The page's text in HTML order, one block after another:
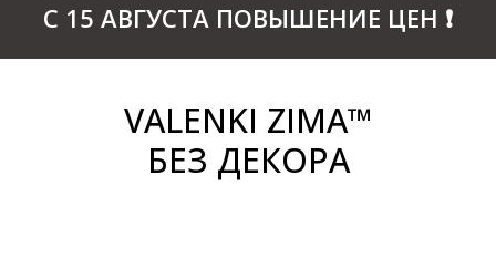
С 15 АВГУСТА ПОВЫШЕНИЕ ЦЕН ❗
VALENKI ZIMA™
БЕЗ ДЕКОРА